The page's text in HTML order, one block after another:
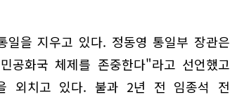
일을 지우고 있다. 정동영 통일부 장관은
공화국 체제를 존중한다"라고 선언했고
외치고 있다. 불과 2년 전 임종석 전